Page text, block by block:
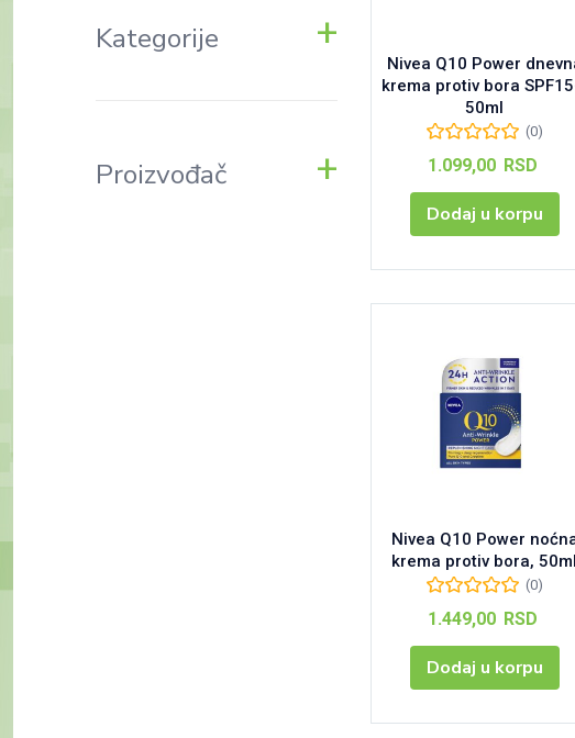
Kategorije
Proizvođač
Nivea Q10 Power
krema protiv bora
50ml
(0)
1.099,00 RSD
Dodaj u korpu
Nivea Q10 Power
krema protiv bora, 50ml
(0)
1.449,00 RSD
Dodaj u korpu